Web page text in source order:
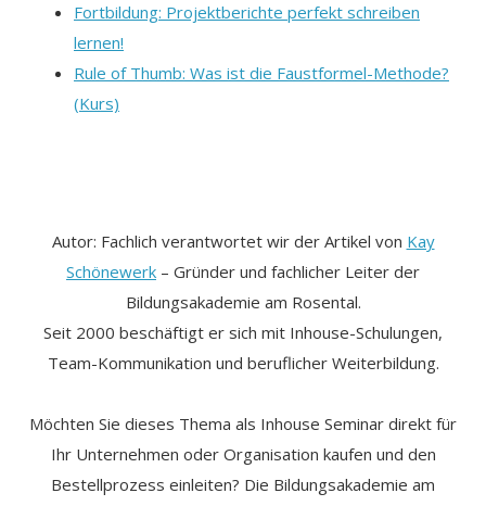
Fortbildung: Projektberichte perfekt schreiben
lernen!
Rule of Thumb: Was ist die Faustformel-Methode?
(Kurs)
Autor: Fachlich verantwortet wir der Artikel von Kay
Schönewerk – Gründer und fachlicher Leiter der
Bildungsakademie am Rosental.
Seit 2000 beschäftigt er sich mit Inhouse-Schulungen,
Team-Kommunikation und beruflicher Weiterbildung.
Möchten Sie dieses Thema als Inhouse Seminar direkt für
Ihr Unternehmen oder Organisation kaufen und den
Bestellprozess einleiten? Die Bildungsakademie am